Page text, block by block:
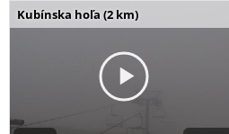
Kubínska hoľa (2 km)